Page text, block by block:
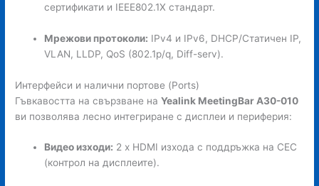
сертификати и IEEE802.1X стандарт.
Мрежови протоколи: IPv4 и IPv6, DHCP/Статичен IP,
VLAN, LLDP, QoS (802.1p/q, Diff-serv).
Интерфейси и налични портове (Ports)
Гъвкавостта на свързване наYealink MeetingBar A30-010
ви позволява лесно интегриране с дисплеи и периферия:
Видео изходи: 2 x HDMI изхода с поддръжка на CEC
(контрол на дисплеите).